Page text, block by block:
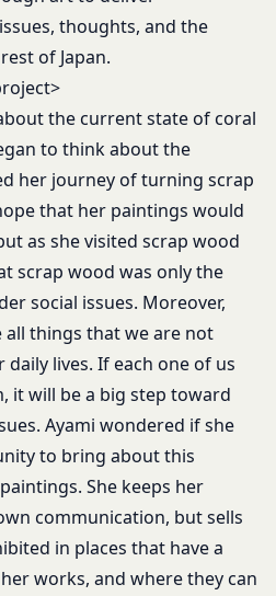
thoughts, and the
of Japan.
the current state of coral
to think about the
her journey of turning scrap
that her paintings would
as she visited scrap wood
scrap wood was only the
social issues. Moreover,
all things that we are not
lives. If each one of us
it will be a big step toward
Ayami wondered if she
to bring about this
She keeps her
communication, but sells
in places that have a
works, and where they can